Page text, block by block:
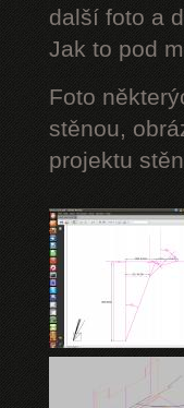
další foto a
Jak to pod
Foto
stěnou,
projektu